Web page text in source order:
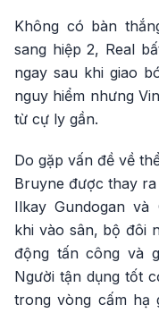
Không có bàn
sang hiệp 2, Real
ngay sau khi giao
nguy hiểm nhưng
từ cự ly gần.
Do gặp vấn đề về
Bruyne được thay
Ilkay Gundogan và
khi vào sân, bộ đôi
động tấn công và
Người tận dụng tốt
trong vòng cấm hạ